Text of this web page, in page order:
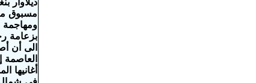
مسبوق
ومهاجمة
بزعامة